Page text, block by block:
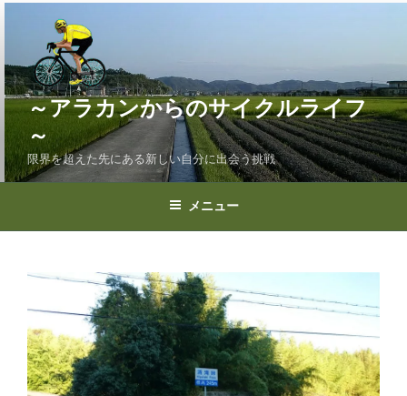
ン
ツ
キ
ッ
～アラカンからのサイクルライフ
～
限界を超えた先にある新しい自分に出会う挑戦
メニュー